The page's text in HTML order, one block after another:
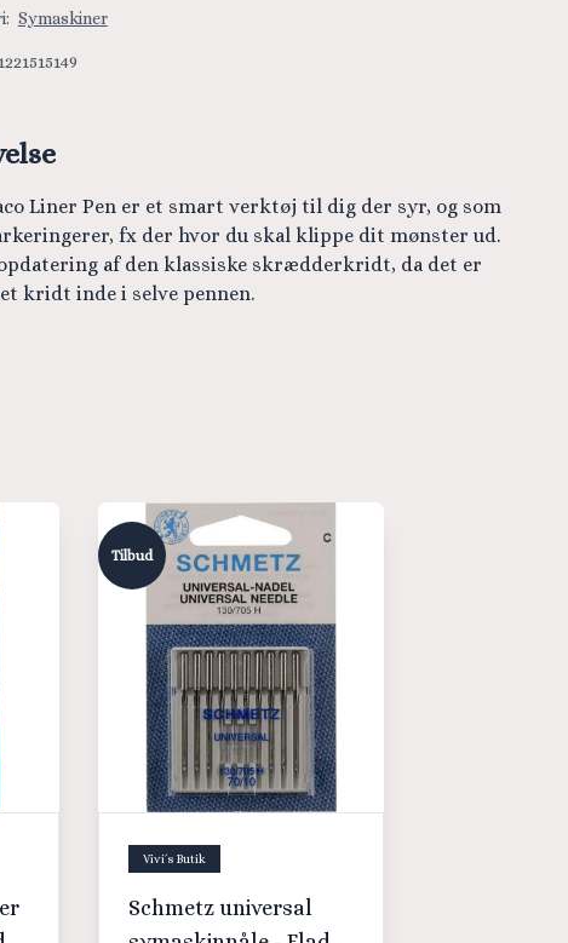
Symaskiner
Liner Pen er et smart verktøj til dig der syr, og som
fx der hvor du skal klippe dit mønster ud.
af den klassiske skrædderkridt, da det er
kridt inde i selve pennen.
Tilbud
Vivi´s Butik
Schmetz universal